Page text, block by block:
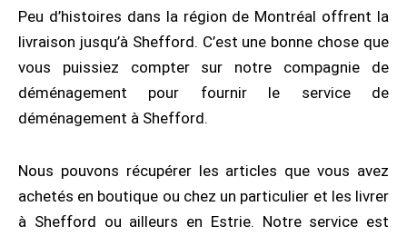
Peu d’histoires dans la région de Montréal offrent la
livraison jusqu’à Shefford. C’est une bonne chose que
vous puissiez compter sur notre compagnie de
déménagement pour fournir le service de
déménagement à Shefford.
Nous pouvons récupérer les articles que vous avez
achetés en boutique ou chez un particulier et les livrer
à Shefford ou ailleurs en Estrie. Notre service est